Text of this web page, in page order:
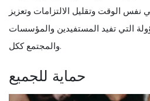
الوقت وتقليل الالتزامات وتعزيز
التي تفيد المستفيدين والمؤسسات
والمجتمع ككل.
حماية للجميع